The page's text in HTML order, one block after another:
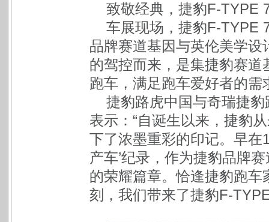
致敬经典，捷豹F-TYPE
车展现场，捷豹F-TYPE
品牌赛道基因与英伦美学
的驾控而来，是集捷豹赛
跑车，满足跑车爱好者的
捷豹路虎中国与奇瑞捷
表示：“自诞生以来，捷豹
下了浓墨重彩的印记。早在
产车’纪录，作为捷豹品牌
的荣耀篇章。恰逢捷豹跑
刻，我们带来了捷豹F-